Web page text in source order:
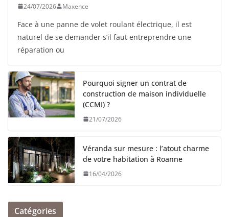
24/07/2026 Maxence
Face à une panne de volet roulant électrique, il est
naturel de se demander s’il faut entreprendre une
réparation ou
Pourquoi signer un contrat de
construction de maison individuelle
(CCMI) ?
21/07/2026
Véranda sur mesure : l’atout charme
de votre habitation à Roanne
16/04/2026
Catégories